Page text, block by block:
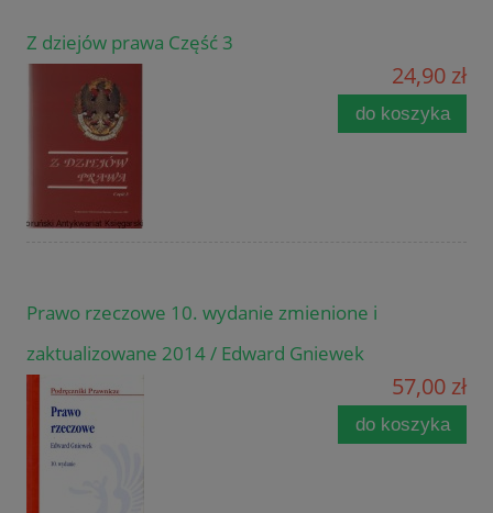
Z dziejów prawa Część 3
24,90 zł
do koszyka
Prawo rzeczowe 10. wydanie zmienione i
zaktualizowane 2014 / Edward Gniewek
57,00 zł
do koszyka